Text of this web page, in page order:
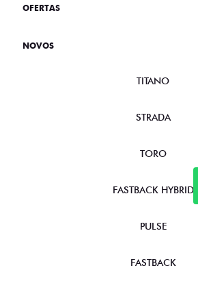
OFERTAS
NOVOS
TITANO
STRADA
TORO
FASTBACK HYBRID
PULSE
FASTBACK